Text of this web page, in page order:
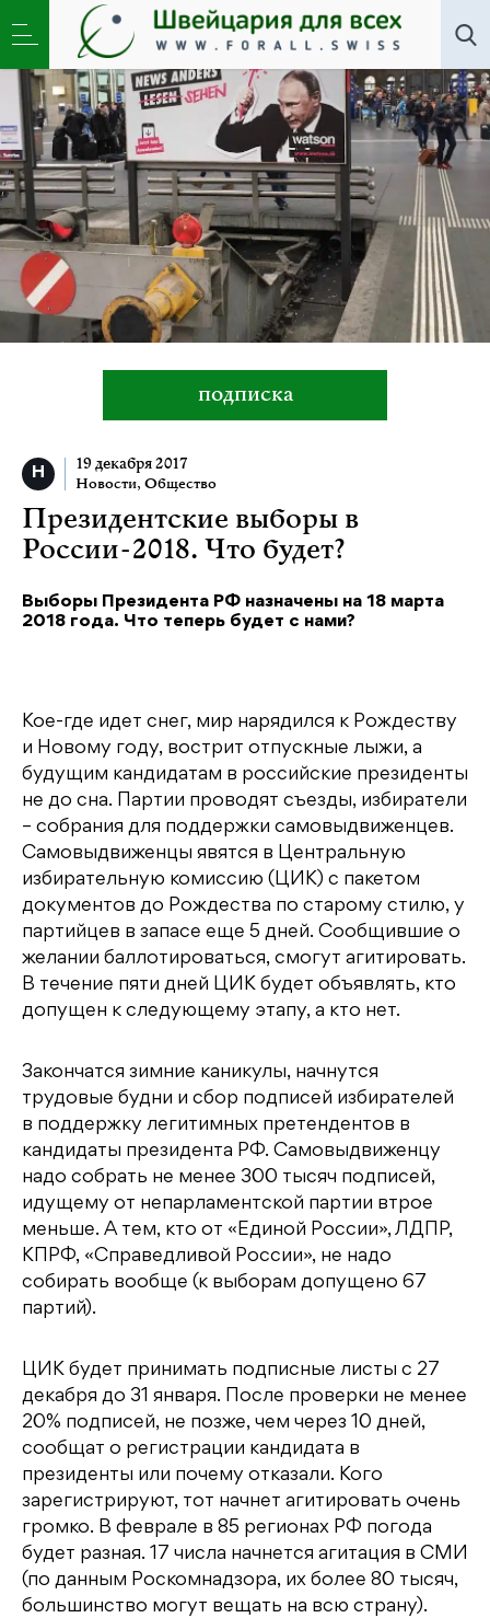
Новости, Общество»Президентские выборы в
России-2018. Что будет?
подписка
19 декабря 2017
Новости, Общество
Президентские выборы в
России-2018. Что будет?
Выборы Президента РФ назначены на 18 марта
2018 года. Что теперь будет с нами?
Кое-где идет снег, мир нарядился к Рождеству
и Новому году, вострит отпускные лыжи, а
будущим кандидатам в российские президенты
не до сна. Партии проводят съезды, избиратели
– собрания для поддержки самовыдвиженцев.
Самовыдвиженцы явятся в Центральную
избирательную комиссию (ЦИК) с пакетом
документов до Рождества по старому стилю, у
партийцев в запасе еще 5 дней. Сообщившие о
желании баллотироваться, смогут агитировать.
В течение пяти дней ЦИК будет объявлять, кто
допущен к следующему этапу, а кто нет.
Закончатся зимние каникулы, начнутся
трудовые будни и сбор подписей избирателей
в поддержку легитимных претендентов в
кандидаты президента РФ. Самовыдвиженцу
надо собрать не менее 300 тысяч подписей,
идущему от непарламентской партии втрое
меньше. А тем, кто от «Единой России», ЛДПР,
КПРФ, «Справедливой России», не надо
собирать вообще (к выборам допущено 67
партий).
ЦИК будет принимать подписные листы с 27
декабря до 31 января. После проверки не менее
20% подписей, не позже, чем через 10 дней,
сообщат о регистрации кандидата в
президенты или почему отказали. Кого
зарегистрируют, тот начнет агитировать очень
громко. В феврале в 85 регионах РФ погода
будет разная. 17 числа начнется агитация в СМИ
(по данным Роскомнадзора, их более 80 тысяч,
большинство могут вещать на всю страну).